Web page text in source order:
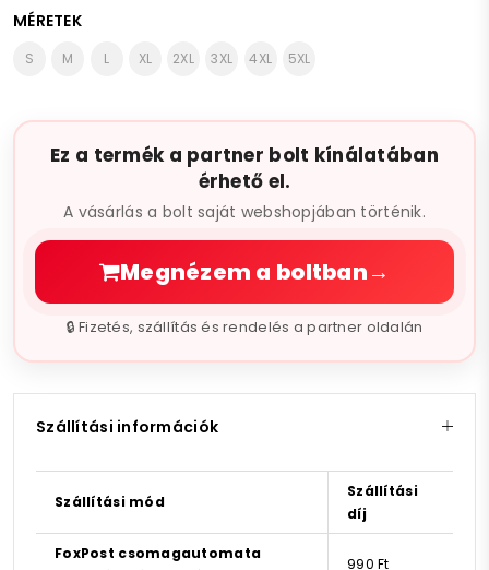
MÉRETEK
S M L XL 2XL 3XL 4XL 5XL
Ez a termék a partner bolt kínálatában
érhető el.
A vásárlás a bolt saját webshopjában történik.
Megnézem a boltban→
🔒 Fizetés, szállítás és rendelés a partner oldalán
Szállítási információk
Szállítási mód
Szállítási
díj
FoxPost csomagautomata
990 Ft